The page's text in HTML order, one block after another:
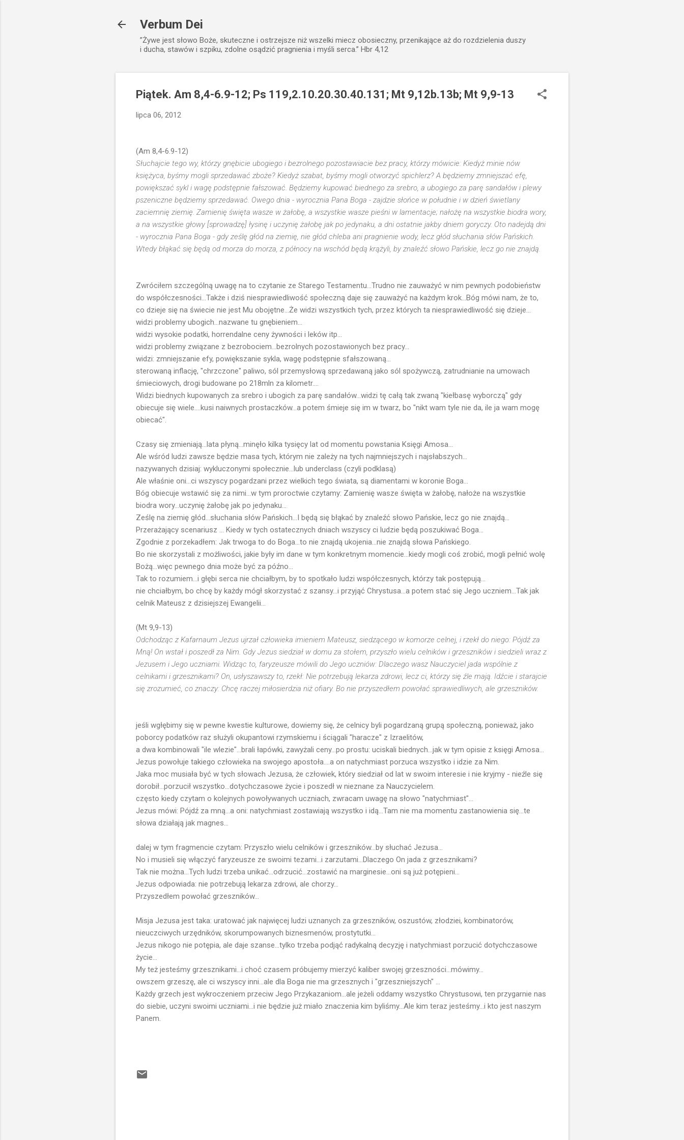
Verbum Dei
”Żywe jest słowo Boże, skuteczne i ostrzejsze niż wszelki miecz obosieczny, przenikające aż do rozdzielenia duszy
i ducha, stawów i szpiku, zdolne osądzić pragnienia i myśli serca.” Hbr 4,12
Piątek. Am 8,4-6.9-12; Ps 119,2.10.20.30.40.131; Mt 9,12b.13b; Mt 9,9-13
lipca 06, 2012
(Am 8,4-6.9-12)
Słuchajcie tego wy, którzy gnębicie ubogiego i bezrolnego pozostawiacie bez pracy, którzy mówicie: Kiedyż minie nów
księżyca, byśmy mogli sprzedawać zboże? Kiedyż szabat, byśmy mogli otworzyć spichlerz? A będziemy zmniejszać efę,
powiększać sykl i wagę podstępnie fałszować. Będziemy kupować biednego za srebro, a ubogiego za parę sandałów i plewy
pszeniczne będziemy sprzedawać. Owego dnia - wyrocznia Pana Boga - zajdzie słońce w południe i w dzień świetlany
zaciemnię ziemię. Zamienię święta wasze w żałobę, a wszystkie wasze pieśni w lamentacje; nałożę na wszystkie biodra wory,
a na wszystkie głowy [sprowadzę] łysinę i uczynię żałobę jak po jedynaku, a dni ostatnie jakby dniem goryczy. Oto nadejdą dni
- wyrocznia Pana Boga - gdy ześlę głód na ziemię, nie głód chleba ani pragnienie wody, lecz głód słuchania słów Pańskich.
Wtedy błąkać się będą od morza do morza, z północy na wschód będą krążyli, by znaleźć słowo Pańskie, lecz go nie znajdą.
Zwróciłem szczególną uwagę na to czytanie ze Starego Testamentu...Trudno nie zauważyć w nim pewnych podobieństw
do współczesności...Także i dziś niesprawiedliwość społeczną daje się zauważyć na każdym krok...Bóg mówi nam, że to,
co dzieje się na świecie nie jest Mu obojętne...Że widzi wszystkich tych, przez których ta niesprawiedliwość się dzieje...
widzi problemy ubogich...nazwane tu gnębieniem...
widzi wysokie podatki, horrendalne ceny żywności i leków itp...
widzi problemy związane z bezrobociem...bezrolnych pozostawionych bez pracy...
widzi: zmniejszanie efy, powiększanie sykla, wagę podstępnie sfałszowaną...
sterowaną inflację, "chrzczone" paliwo, sól przemysłową sprzedawaną jako sól spożywczą, zatrudnianie na umowach
śmieciowych, drogi budowane po 218mln za kilometr....
Widzi biednych kupowanych za srebro i ubogich za parę sandałów...widzi tę całą tak zwaną "kiełbasę wyborczą" gdy
obiecuje się wiele....kusi naiwnych prostaczków...a potem śmieje się im w twarz, bo "nikt wam tyle nie da, ile ja wam mogę
obiecać".
Czasy się zmieniają...lata płyną...minęło kilka tysięcy lat od momentu powstania Księgi Amosa...
Ale wśród ludzi zawsze będzie masa tych, którym nie zależy na tych najmniejszych i najsłabszych...
nazywanych dzisiaj: wykluczonymi społecznie...lub underclass (czyli podklasą)
Ale właśnie oni...ci wszyscy pogardzani przez wielkich tego świata, są diamentami w koronie Boga...
Bóg obiecuje wstawić się za nimi...w tym proroctwie czytamy: Zamienię wasze święta w żałobę, nałoże na wszystkie
biodra wory...uczynię żałobę jak po jedynaku...
Ześlę na ziemię głód...słuchania słów Pańskich...I będą się błąkać by znaleźć słowo Pańskie, lecz go nie znajdą...
Przerażający scenariusz ... Kiedy w tych ostatecznych dniach wszyscy ci ludzie będą poszukiwać Boga...
Zgodnie z porzekadłem: Jak trwoga to do Boga...to nie znajdą ukojenia...nie znajdą słowa Pańskiego.
Bo nie skorzystali z możliwości, jakie były im dane w tym konkretnym momencie...kiedy mogli coś zrobić, mogli pełnić wolę
Bożą...więc pewnego dnia może być za późno...
Tak to rozumiem...i głębi serca nie chciałbym, by to spotkało ludzi współczesnych, którzy tak postępują...
nie chciałbym, bo chcę by każdy mógł skorzystać z szansy...i przyjąć Chrystusa...a potem stać się Jego uczniem...Tak jak
celnik Mateusz z dzisiejszej Ewangelii...
(Mt 9,9-13)
Odchodząc z Kafarnaum Jezus ujrzał człowieka imieniem Mateusz, siedzącego w komorze celnej, i rzekł do niego: Pójdź za
Mną! On wstał i poszedł za Nim. Gdy Jezus siedział w domu za stołem, przyszło wielu celników i grzeszników i siedzieli wraz z
Jezusem i Jego uczniami. Widząc to, faryzeusze mówili do Jego uczniów: Dlaczego wasz Nauczyciel jada wspólnie z
celnikami i grzesznikami? On, usłyszawszy to, rzekł: Nie potrzebują lekarza zdrowi, lecz ci, którzy się źle mają. Idźcie i starajcie
się zrozumieć, co znaczy: Chcę raczej miłosierdzia niż ofiary. Bo nie przyszedłem powołać sprawiedliwych, ale grzeszników.
jeśli wgłębimy się w pewne kwestie kulturowe, dowiemy się, że celnicy byli pogardzaną grupą społeczną, ponieważ, jako
poborcy podatków raz służyli okupantowi rzymskiemu i ściągali "haracze" z Izraelitów,
a dwa kombinowali "ile wlezie"...brali łapówki, zawyżali ceny...po prostu: uciskali biednych...jak w tym opisie z księgi Amosa...
Jezus powołuje takiego człowieka na swojego apostoła....a on natychmiast porzuca wszystko i idzie za Nim.
Jaka moc musiała być w tych słowach Jezusa, że człowiek, który siedział od lat w swoim interesie i nie kryjmy - nieźle się
dorobił...porzucił wszystko...dotychczasowe życie i poszedł w nieznane za Nauczycielem.
często kiedy czytam o kolejnych powoływanych uczniach, zwracam uwagę na słowo "natychmiast"...
Jezus mówi: Pójdź za mną...a oni: natychmiast zostawiają wszystko i idą...Tam nie ma momentu zastanowienia się...te
słowa działają jak magnes...
dalej w tym fragmencie czytam: Przyszło wielu celników i grzeszników...by słuchać Jezusa...
No i musieli się włączyć faryzeusze ze swoimi tezami...i zarzutami...Dlaczego On jada z grzesznikami?
Tak nie można...Tych ludzi trzeba unikać...odrzucić...zostawić na marginesie...oni są już potępieni...
Jezus odpowiada: nie potrzebują lekarza zdrowi, ale chorzy...
Przyszedłem powołać grzeszników...
Misja Jezusa jest taka: uratować jak najwięcej ludzi uznanych za grzeszników, oszustów, złodziei, kombinatorów,
nieuczciwych urzędników, skorumpowanych biznesmenów, prostytutki...
Jezus nikogo nie potępia, ale daje szanse...tylko trzeba podjąć radykalną decyzję i natychmiast porzucić dotychczasowe
życie...
My też jesteśmy grzesznikami...i choć czasem próbujemy mierzyć kaliber swojej grzeszności...mówimy...
owszem grzeszę, ale ci wszyscy inni...ale dla Boga nie ma grzesznych i "grzeszniejszych" ...
Każdy grzech jest wykroczeniem przeciw Jego Przykazaniom...ale jeżeli oddamy wszystko Chrystusowi, ten przygarnie nas
do siebie, uczyni swoimi uczniami...i nie będzie już miało znaczenia kim byliśmy...Ale kim teraz jesteśmy...i kto jest naszym
Panem.